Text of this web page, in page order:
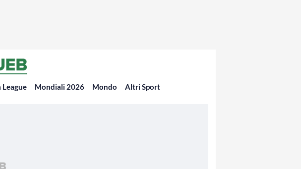
League Mondiali 2026 Mondo Altri Sport